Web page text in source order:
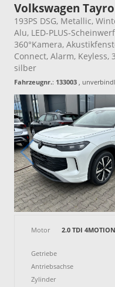
Volkswagen
193PS DSG, Metallic,
Alu, LED-PLUS-
360°Kamera,
Connect, Alarm, Keyless,
silber
Fahrzeugnr.: 133003 ,
Motor
2.0 TDI
Getriebe
Antriebsachse
Zylinder